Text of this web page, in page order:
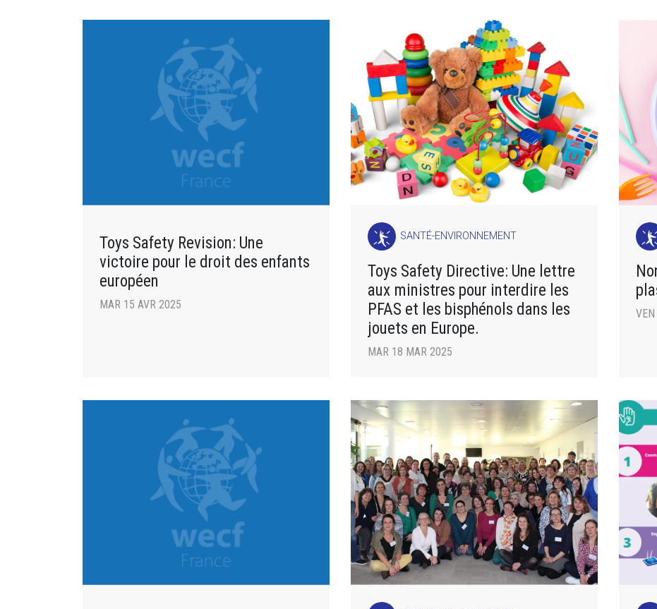
Toys Safety Revision: Une
victoire pour le droit des enfants
européen
MAR 15 AVR 2025
SANTÉ-ENVIRONNEMENT
Toys Safety Directive: Une lettre
aux ministres pour interdire les
PFAS et les bisphénols dans les
jouets en Europe.
MAR 18 MAR 2025